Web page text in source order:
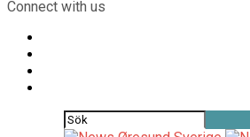
Connect with us